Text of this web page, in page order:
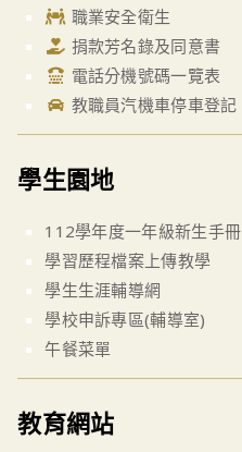
職業安全衛生
捐款芳名錄及同意書
電話分機號碼一覽表
教職員汽機車停車登記
學生園地
112學年度一年級新生手冊
學習歷程檔案上傳教學
學生生涯輔導網
學校申訴專區(輔導室)
午餐菜單
教育網站